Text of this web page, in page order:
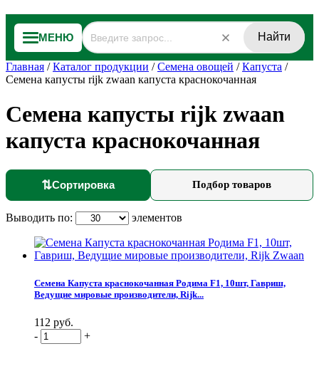
МЕНЮ Найти
Главная /Каталог продукции /Семена овощей /Капуста /
Семена капусты rijk zwaan капуста краснокочанная
Семена капусты rijk zwaan
капуста краснокочанная
⇅Сортировка Подбор товаров
Выводить по: элементов
Семена Капуста краснокочанная Родима F1, 10шт, Гавриш,
Ведущие мировые производители, Rijk...
112 руб.
-
+